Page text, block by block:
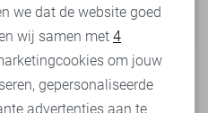
we dat de website goed
wij samen met 4
om jouw
gepersonaliseerde
advertenties aan te